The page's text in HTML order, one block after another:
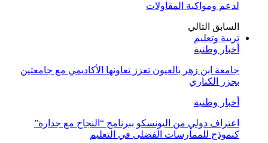
لدعم ومواكبة المقاولات
السابق التالي
تربية وتعليم
أخبار وطنية
جامعة ابن زهر بالعيون تعزز تعاونها الأكاديمي مع جامعتين
بجزر الكناري
أخبار وطنية
اعتراف دولي من اليونسكو ببرنامج “النجاح مع جدارة”
كنموذج للممارسات الفضلى في التعليم